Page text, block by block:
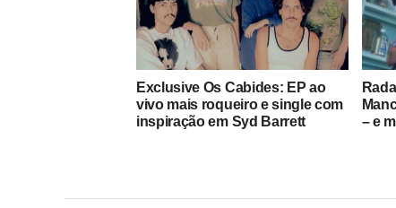
Exclusive Os Cabides: EP ao
vivo mais roqueiro e single com
inspiração em Syd Barrett
– e